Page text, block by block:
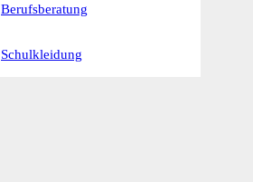
Berufsberatung
Schulkleidung